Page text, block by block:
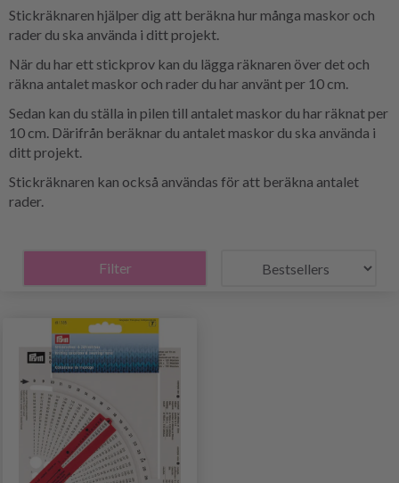
Stickräknaren hjälper dig att beräkna hur många maskor och
rader du ska använda i ditt projekt.
När du har ett stickprov kan du lägga räknaren över det och
räkna antalet maskor och rader du har använt per 10 cm.
Sedan kan du ställa in pilen till antalet maskor du har räknat per
10 cm. Därifrån beräknar du antalet maskor du ska använda i
ditt projekt.
Stickräknaren kan också användas för att beräkna antalet
rader.
Filter